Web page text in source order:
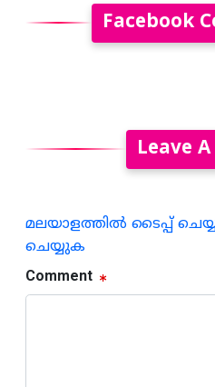
Facebook
Leave
മലയാളത്തില്‍ ടൈപ്പ്
ചെയ്യുക
Comment